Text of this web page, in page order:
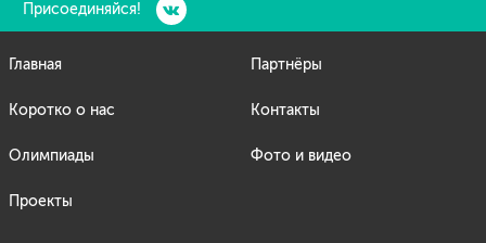
Присоединяйся!
Главная
Коротко о нас
Олимпиады
Проекты
Партнёры
Контакты
Фото и видео